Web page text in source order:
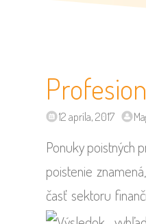
12 apríla, 2017
Ponuky poistných
poistenie
časť sektoru